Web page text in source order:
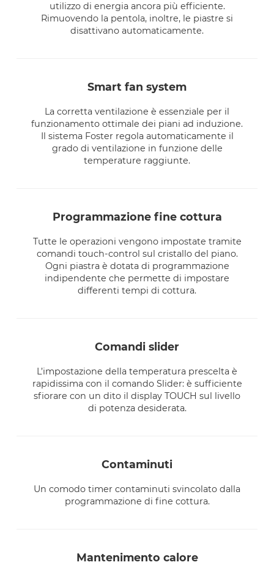
utilizzo di energia ancora più efficiente.
Rimuovendo la pentola, inoltre, le piastre si
disattivano automaticamente.
smart fan system
La corretta ventilazione è essenziale per il
funzionamento ottimale dei piani ad induzione.
Il sistema Foster regola automaticamente il
grado di ventilazione in funzione delle
temperature raggiunte.
programmazione fine cottura
Tutte le operazioni vengono impostate tramite
comandi touch-control sul cristallo del piano.
Ogni piastra è dotata di programmazione
indipendente che permette di impostare
differenti tempi di cottura.
comandi slider
L’impostazione della temperatura prescelta è
rapidissima con il comando Slider: è sufficiente
sfiorare con un dito il display TOUCH sul livello
di potenza desiderata.
contaminuti
Un comodo timer contaminuti svincolato dalla
programmazione di fine cottura.
mantenimento calore